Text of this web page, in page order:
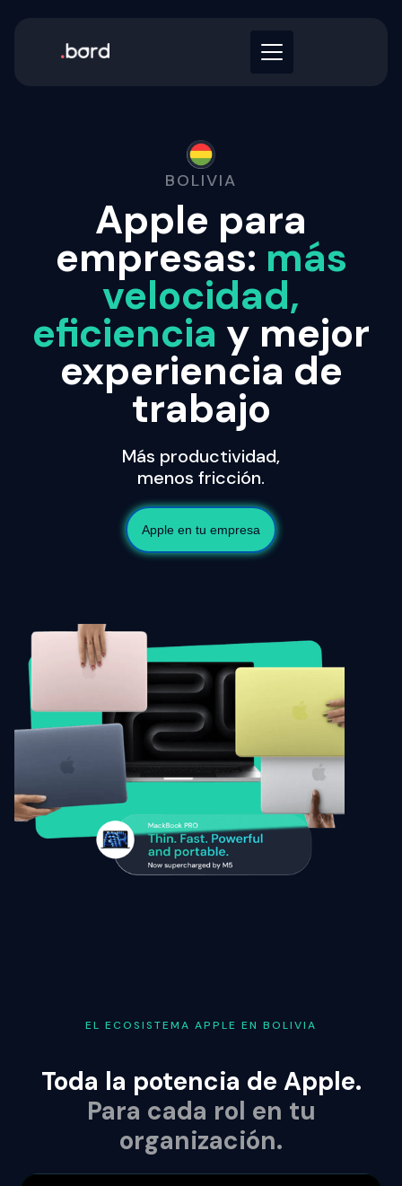
BOLIVIA
Apple para
empresas: más
velocidad,
eficiencia y mejor
experiencia de
trabajo
Más productividad,
menos fricción.
Apple en tu empresa
EL ECOSISTEMA APPLE EN BOLIVIA
Toda la potencia de Apple.
Para cada rol en tu
organización.